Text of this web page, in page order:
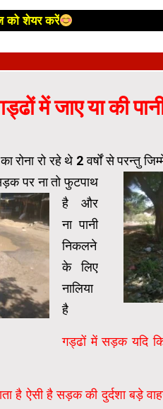
को शेयर करें
में जाए या की
रोना रो रहे थे 2 वर्षों से परन्तु
ड़क पर ना तो फुटपाथ
है और
ना पानी
निकलने
के लिए
नालिया
है
गड्ढों में सड़क यदि
ऐसी है सड़क की दुर्दशा बड़े